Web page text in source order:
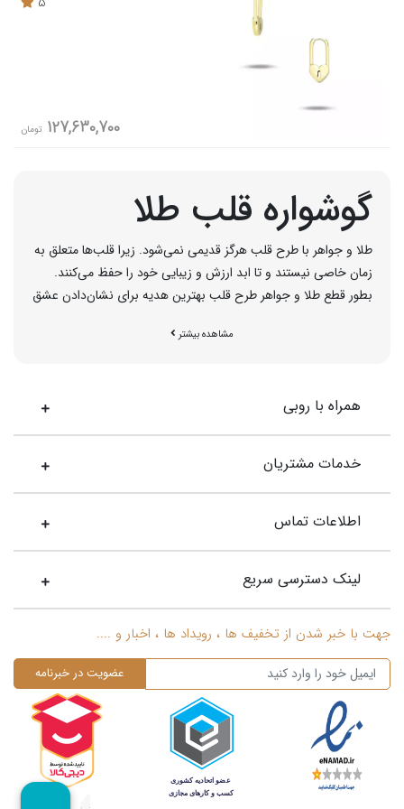
127,630,700 تومان
گوشواره قلب طلا
طلا و جواهر با طرح قلب هرگز قدیمی نمی‌شود. زیرا قلب‌ها متعلق به
زمان خاصی نیستند و تا ابد ارزش و زیبایی خود را حفظ می‌کنند.
بطور قطع طلا و جواهر طرح قلب بهترین هدیه برای نشان‌دادن عشق
از متنوع‌ترین انواع زیورآلات است که همه خانم‌ها حتما
بچه‌های کوچک تا بانوان میان‌سال حتما از داشتن یکی از طرح‌ها و
مدل‌هایگوشواره قلب طلاخوشحال خواهند بود. تنوع این زیور زیبا
و جذاب توانسته هر نوع سلیقه و سن را پوشش دهد، برای همین
شما می‌توانید با خیال راحت اقدام به خرید مدل‌ مورد پسند خود
نمائید.
انواع گوشواره قلب طلا
صورت ست و هم به صورت تکی به فروش می‌رسد.گوشواره‌ها تاثیر
فوق العاده‌ای روی استایل و زیبا به نظر رسیدن چهره شما دارند. از
آنجا که سلیقه و نظرات مختلفی در جامعه وجود دارد، طراحان در
هنگام خلق یک اثر سعی می‌کنند به تمام جوانب و تمام سلیقه‌ها فکر
کنند و در نتیجه از یک نماد چندین طرح و مدل مختلف به بازار عرضه
می‌گردد و همین امر باعث ایجاد تنوع یک محصول می‌شود. تنوع
طرح و مدل گوشواره قلب، به گونه‌ای است که شما حتی برای دختر
بچه‌ها هم می‌توانید از این زیور زیبا تهیه نمائید. در ادامه شما را با
انواع این مدل‌ها بیشتر آشنا می‌کنیم.
گوشواره میخی طرح قلب: اگر اهل پیرسینگ گوش هستید به
مشاهده بیشتر
همراه با روبی
خدمات مشتریان
اطلاعات تماس
لینک دسترسی سریع
جهت با خبر شدن از تخفیف ها ، رویداد ها ، اخبار و ....